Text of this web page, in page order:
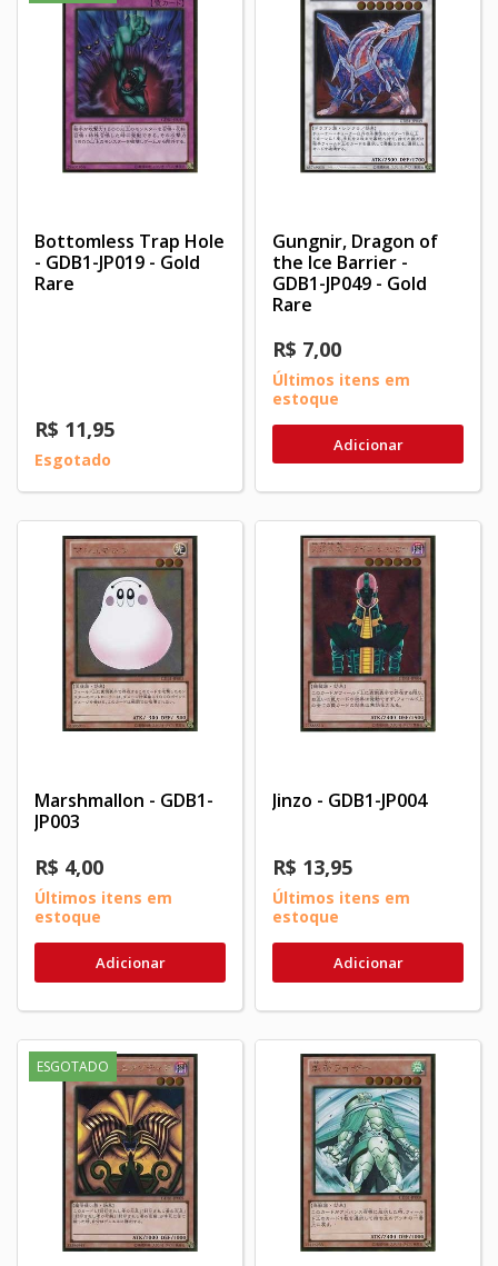
Bottomless Trap Hole
- GDB1-JP019 - Gold
Rare
R$ 11,95
Esgotado
Gungnir, Dragon of
the Ice Barrier -
GDB1-JP049 - Gold
Rare
R$ 7,00
Últimos itens em
estoque
Adicionar
Marshmallon - GDB1-
JP003
R$ 4,00
Últimos itens em
estoque
Adicionar
Jinzo - GDB1-JP004
R$ 13,95
Últimos itens em
estoque
Adicionar
ESGOTADO